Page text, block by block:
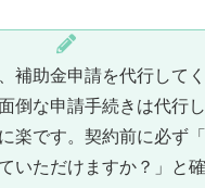
補助金申請を代行して
倒な申請手続きは代行
楽です。契約前に必ず
いただけますか？」と